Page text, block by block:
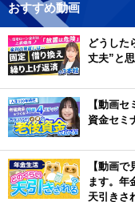
おすすめ動画
どうした
丈夫”と
【動画
資金セミ
【動画
ます。年
天引きさ